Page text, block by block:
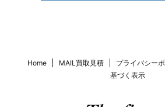
Home MAIL買取見積 プライバシー
基づく表示